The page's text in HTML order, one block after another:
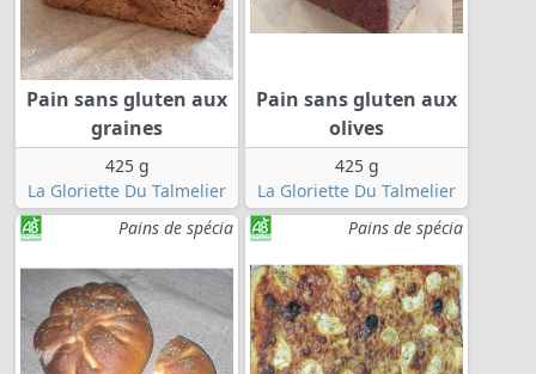
Pain sans gluten aux
graines
425 g
La Gloriette Du Talmelier
Pain sans gluten aux
olives
425 g
La Gloriette Du Talmelier
Pains de spécia
Pains de spécia